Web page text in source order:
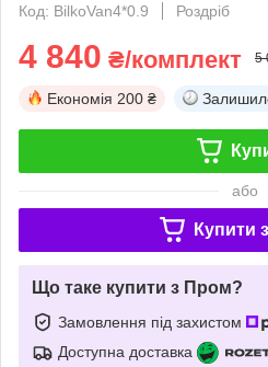
Код: BilkoVan4*0.9
Роздріб
4 840 ₴/комплект 5
Економія 200 ₴
або
Купити з
Що таке купити з Пром?
Замовлення під захистом
Доступна доставка